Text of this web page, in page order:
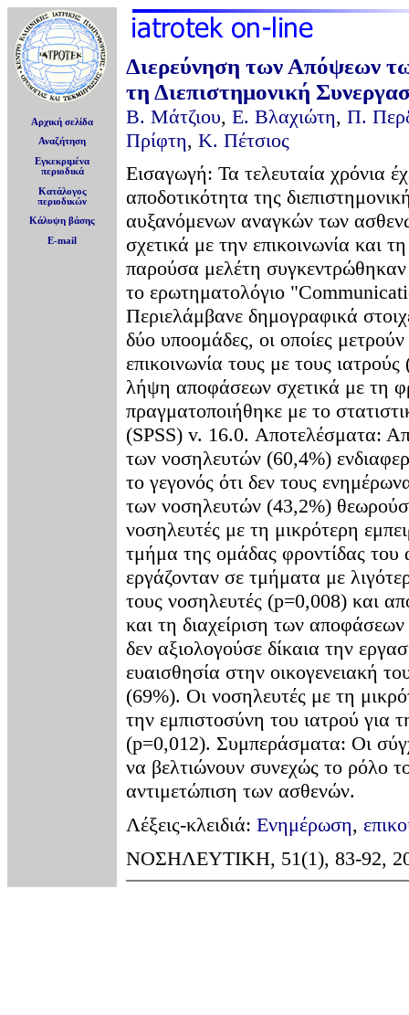
Αρχική σελίδα
Αναζήτηση
Εγκεκριμένα
περιοδικά
Κατάλογος
περιοδικών
Κάλυψη βάσης
E-mail
Διερεύνηση των Απόψεων
τη Διεπιστημονική
Β. Μάτζιου, Ε. Βλαχιώτη, Π.
Πρίφτη, Κ. Πέτσιος
Εισαγωγή: Τα τελευταία χρόνια
αποδοτικότητα της
αυξανόμενων αναγκών των
σχετικά με την επικοινωνία και
παρούσα μελέτη
το ερωτηματολόγιο
Περιελάμβανε δημογραφικά
δύο υποομάδες, οι οποίες
επικοινωνία τους με τους
λήψη αποφάσεων σχετικά με τη
πραγματοποιήθηκε με το
(SPSS) v. 16.0. Αποτελέσματα:
των νοσηλευτών (60,4%)
το γεγονός ότι δεν τους
των νοσηλευτών (43,2%)
νοσηλευτές με τη μικρότερη
τμήμα της ομάδας φροντίδας του
εργάζονταν σε τμήματα με
τους νοσηλευτές (p=0,008) και
και τη διαχείριση των
δεν αξιολογούσε δίκαια την
ευαισθησία στην οικογενειακή
(69%). Οι νοσηλευτές με τη
την εμπιστοσύνη του ιατρού για
(p=0,012). Συμπεράσματα: Οι
να βελτιώνουν συνεχώς το ρόλο
αντιμετώπιση των ασθενών.
Λέξεις-κλειδιά: Ενημέρωση,
ΝΟΣΗΛΕΥΤΙΚΗ, 51(1), 83-92,